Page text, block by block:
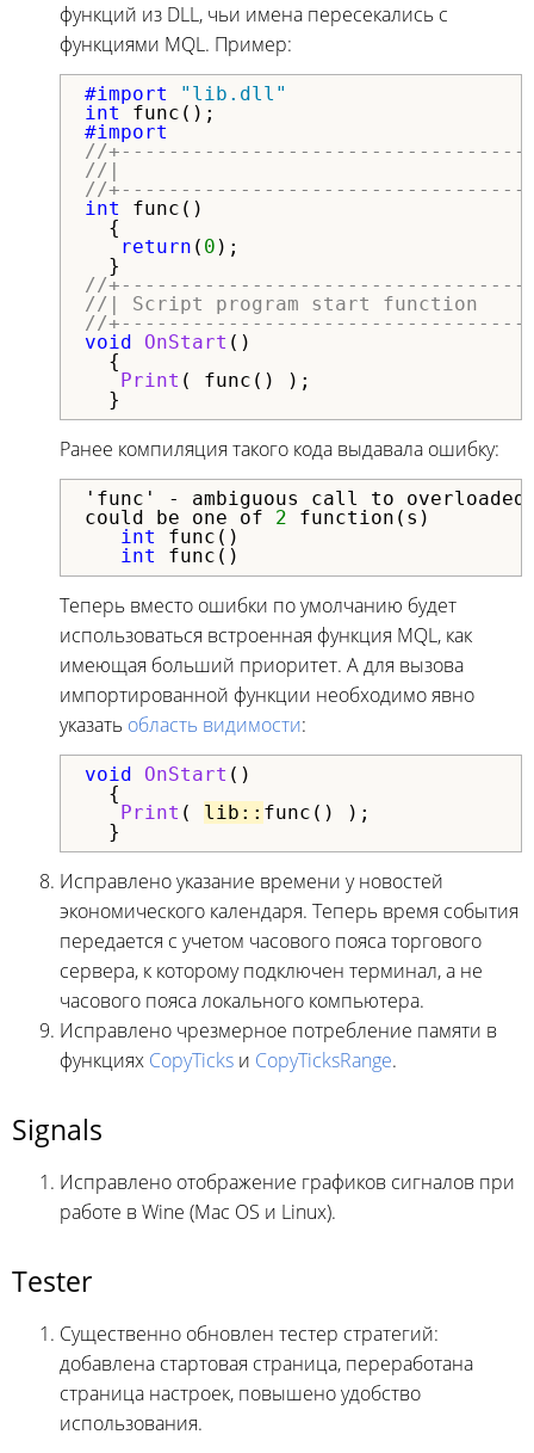
функций из DLL, чьи имена пересекались с
функциями MQL. Пример:
#import
"lib.dll"
int
//
//|
//
int
func()
{
return ( 0 );
//
//| Script program start function
//
void
OnStart ()
{
Print ( func() );
}
Ранее компиляция такого кода выдавала ошибку:
'func' - ambiguous call to overloaded
could be one of 2 function(s)
int
func()
int
func()
Теперь вместо ошибки по умолчанию будет
использоваться встроенная функция MQL, как
имеющая больший приоритет. А для вызова
импортированной функции необходимо явно
указать область видимости:
void OnStart ()
{
Print ( lib:: func() );
}
Исправлено указание времени у новостей
экономического календаря. Теперь время события
передается с учетом часового пояса торгового
сервера, к которому подключен терминал, а не
часового пояса локального компьютера.
Исправлено чрезмерное потребление памяти в
функциях CopyTicks и CopyTicksRange.
Signals
Исправлено отображение графиков сигналов при
работе в Wine (Mac OS и Linux).
Tester
Существенно обновлен тестер стратегий:
добавлена стартовая страница, переработана
страница настроек, повышено удобство
использования.